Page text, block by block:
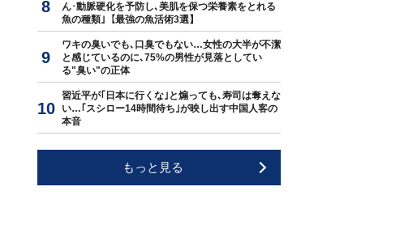
ん･動脈硬化を予防し､美肌を保つ栄養素をとれる
魚の種類｣【最強の魚活術3選】
ワキの臭いでも､口臭でもない…女性の大半が不潔
と感じているのに､75%の男性が見落としてい
る"臭い"の正体
習近平が｢日本に行くな｣と煽っても､寿司は奪えな
い…｢スシロー14時間待ち｣が映し出す中国人客の
本音
もっと見る